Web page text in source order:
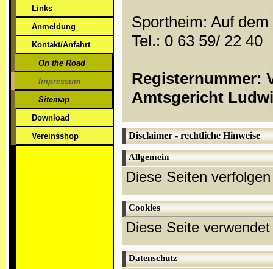
Links
Anmeldung
Kontakt/Anfahrt
On the Road
Impressum
Sitemap
Download
Vereinsshop
Sportheim: Auf
Tel.: 0 63 59/ 22 40
Registernummer:
Amtsgericht
Disclaimer - rechtliche Hinweise
Allgemein
Diese Seiten
Cookies
Diese Seite
Datenschutz